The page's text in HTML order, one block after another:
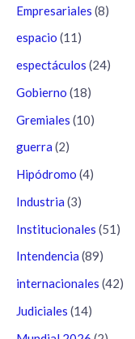
Empresariales (8)
espacio (11)
espectáculos (24)
Gobierno (18)
Gremiales (10)
guerra (2)
Hipódromo (4)
Industria (3)
Institucionales (51)
Intendencia (89)
internacionales (42)
Judiciales (14)